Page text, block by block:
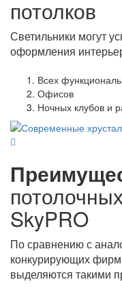
потолков
Светильники могут
оформления
Всех
Офисов
Ночных клубов и
SkyPRO
По сравнению с
конкурирующих
выделяются такими